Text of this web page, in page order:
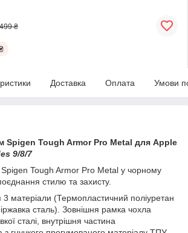
₴
Доставка Оплата Умови
Spigen Tough Armor Pro Metal для Apple
9/8/7
Tough Armor Pro Metal у чорному
стилю та захисту.
3 матеріали (Термопластичний поліуретан
сталь). Зовнішня рамка чохла
сталі, внутрішня частина